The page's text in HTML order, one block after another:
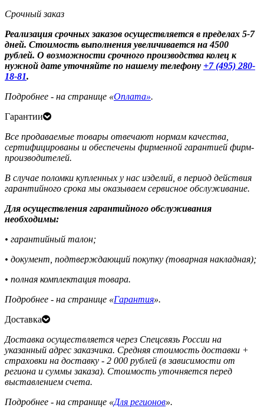
Срочный заказ
Реализация срочных заказов осуществляется в пределах 5-7
дней. Стоимость выполнения увеличивается на 4500
рублей. О возможности срочного производства колец к
нужной дате уточняйте по нашему телефону +7 (495) 280-
18-81.
Подробнее - на странице «Оплата».
Гарантии
Все продаваемые товары отвечают нормам качества,
сертифицированы и обеспечены фирменной гарантией фирм-
производителей.
В случае поломки купленных у нас изделий, в период действия
гарантийного срока мы оказываем сервисное обслуживание.
Для осуществления гарантийного обслуживания
необходимы:
• гарантийный талон;
• документ, подтверждающий покупку (товарная накладная);
• полная комплектация товара.
Подробнее - на странице «Гарантия».
Доставка
Доставка осуществляется через Спецсвязь России на
указанный адрес заказчика. Средняя стоимость доставки +
страховки на доставку - 2 000 рублей (в зависимости от
региона и суммы заказа). Стоимость уточняется перед
выставлением счета.
Подробнее - на странице «Для регионов».